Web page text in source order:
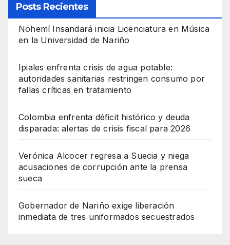
Posts Recientes
Nohemí Insandará inicia Licenciatura en Música
en la Universidad de Nariño
Ipiales enfrenta crisis de agua potable:
autoridades sanitarias restringen consumo por
fallas críticas en tratamiento
Colombia enfrenta déficit histórico y deuda
disparada: alertas de crisis fiscal para 2026
Verónica Alcocer regresa a Suecia y niega
acusaciones de corrupción ante la prensa
sueca
Gobernador de Nariño exige liberación
inmediata de tres uniformados secuestrados